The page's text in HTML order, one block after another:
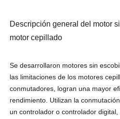
Descripción general del motor
motor cepillado
Se desarrollaron motores sin
las limitaciones de los motores
conmutadores, logran una mayor
rendimiento. Utilizan la
un controlador o controlador